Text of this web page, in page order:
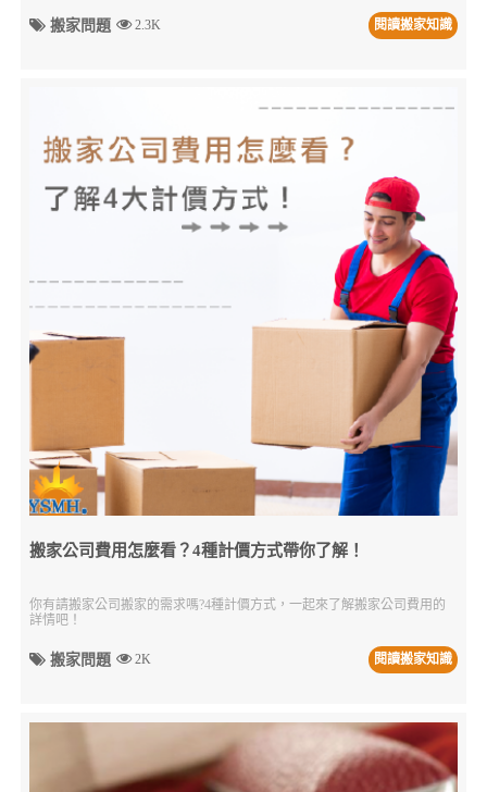
搬家問題 2.3K 閱讀搬家知識
搬家公司費用怎麼看？4種計價方式帶你了解！
你有請搬家公司搬家的需求嗎?4種計價方式，一起來了解搬家公司費用的
詳情吧！
搬家問題 2K 閱讀搬家知識